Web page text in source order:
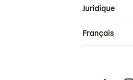
Juridique
Français